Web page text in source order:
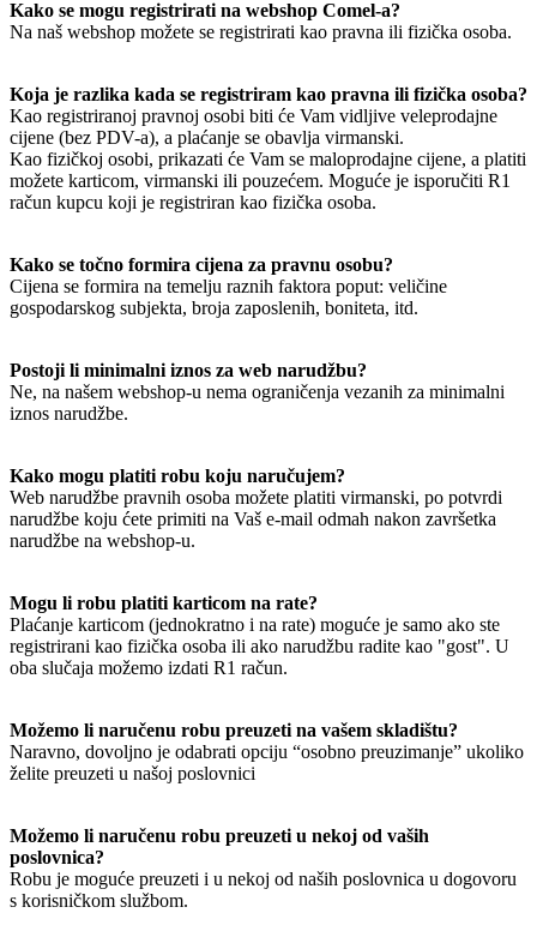
Kako se mogu registrirati na webshop Comel-a?
Na naš webshop možete se registrirati kao pravna ili fizička osoba.
Koja je razlika kada se registriram kao pravna ili fizička osoba?
Kao registriranoj pravnoj osobi biti će Vam vidljive veleprodajne
cijene (bez PDV-a), a plaćanje se obavlja virmanski.
Kao fizičkoj osobi, prikazati će Vam se maloprodajne cijene, a platiti
možete karticom, virmanski ili pouzećem. Moguće je isporučiti R1
račun kupcu koji je registriran kao fizička osoba.
Kako se točno formira cijena za pravnu osobu?
Cijena se formira na temelju raznih faktora poput: veličine
gospodarskog subjekta, broja zaposlenih, boniteta, itd.
Postoji li minimalni iznos za web narudžbu?
Ne, na našem webshop-u nema ograničenja vezanih za minimalni
iznos narudžbe.
Kako mogu platiti robu koju naručujem?
Web narudžbe pravnih osoba možete platiti virmanski, po potvrdi
narudžbe koju ćete primiti na Vaš e-mail odmah nakon završetka
narudžbe na webshop-u.
Mogu li robu platiti karticom na rate?
Plaćanje karticom (jednokratno i na rate) moguće je samo ako ste
registrirani kao fizička osoba ili ako narudžbu radite kao "gost". U
oba slučaja možemo izdati R1 račun.
Možemo li naručenu robu preuzeti na vašem skladištu?
Naravno, dovoljno je odabrati opciju “osobno preuzimanje” ukoliko
želite preuzeti u našoj poslovnici
Možemo li naručenu robu preuzeti u nekoj od vaših
poslovnica?
Robu je moguće preuzeti i u nekoj od naših poslovnica u dogovoru
s korisničkom službom.